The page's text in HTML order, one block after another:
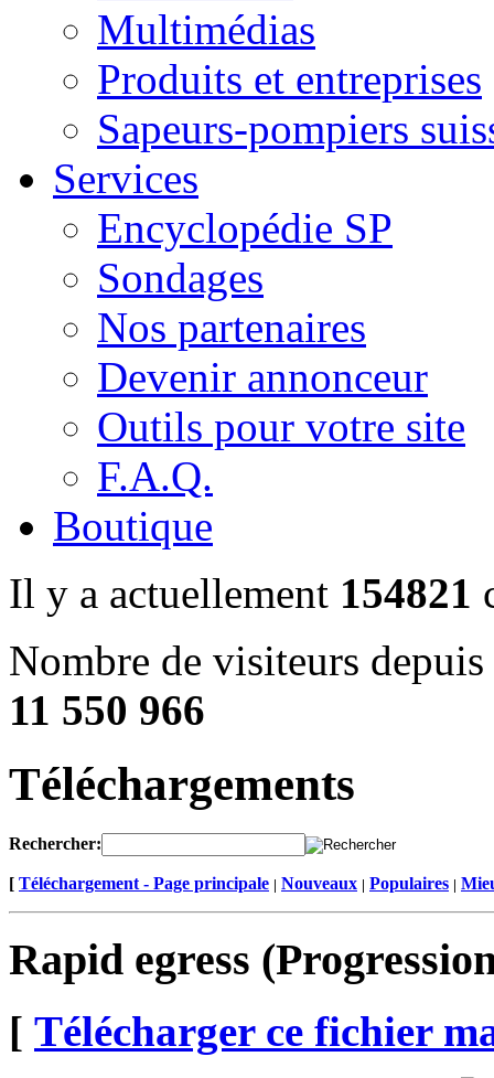
Multimédias
Produits et entreprises
Sapeurs-pompiers
Services
Encyclopédie SP
Sondages
Nos partenaires
Devenir annonceur
Outils pour votre site
F.A.Q.
Boutique
Il y a actuellement 154821
Nombre de visiteurs
11 550 966
Téléchargements
Rechercher:
[ Téléchargement - Page principale | Nouveaux | Populaires |
Rapid egress
[ Télécharger ce fichier